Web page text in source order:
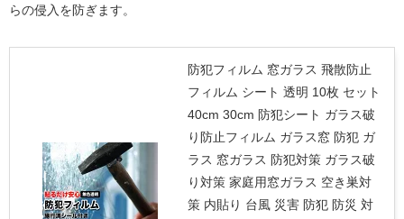
らの侵入を防ぎます。
防犯フィルム 窓ガラス 飛散防止
フィルム シート 透明 10枚 セット
40cm 30cm 防犯シート ガラス破
り防止フィルム ガラス窓 防犯 ガ
ラス 窓ガラス 防犯対策 ガラス破
り対策 家庭用窓ガラス 空き巣対
策 内貼り 台風 災害 防犯 防災 対